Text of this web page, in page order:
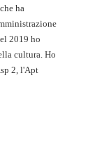
ha
2019 ho
cultura. Ho
2, l'Apt